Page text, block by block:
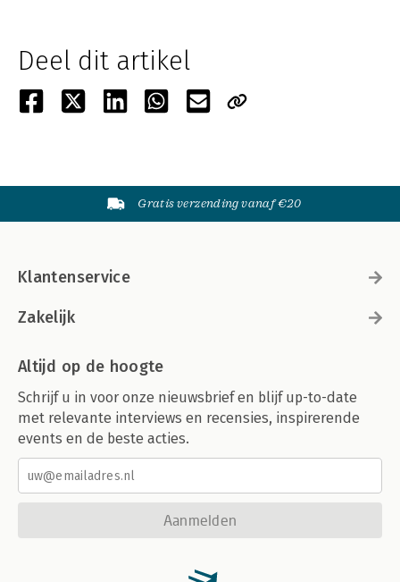
Deel dit artikel
Gratis verzending vanaf €20
Klantenservice
Zakelijk
Altijd op de hoogte
Schrijf u in voor onze nieuwsbrief en blijf up-to-date
met relevante interviews en recensies, inspirerende
events en de beste acties.
Aanmelden